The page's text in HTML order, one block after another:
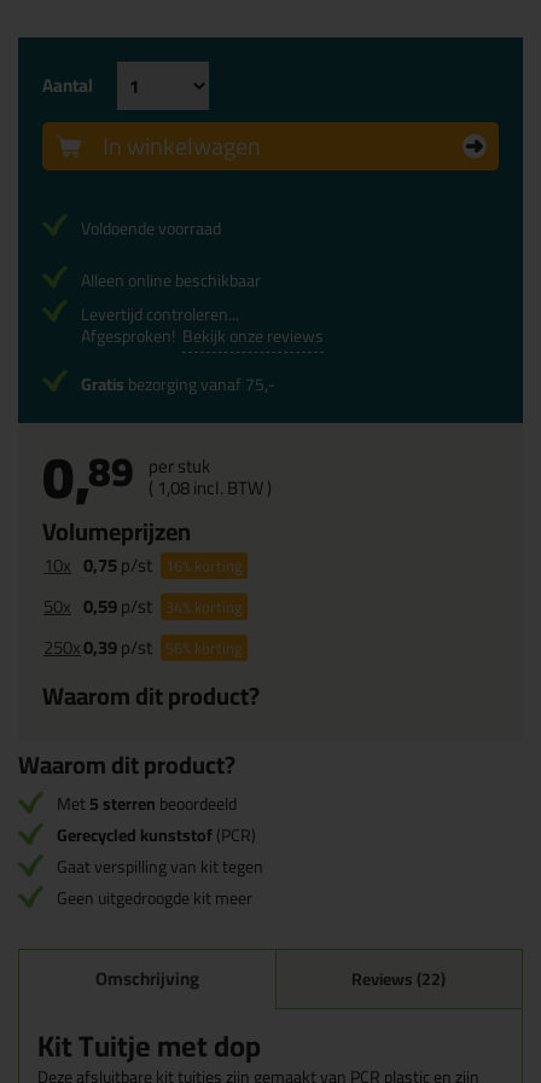
0,89 per stuk
( 1,08incl. BTW )
Volumeprijzen
10x 0,75p/st 16%korting
50x 0,59p/st 34%korting
250x0,39p/st 56%korting
Waarom dit product?
Aantal
In winkelwagen
Voldoende voorraad
Alleen online beschikbaar
Levertijd controleren...
Afgesproken! Bekijk onze reviews
Gratisbezorging vanaf 75,-
Waarom dit product?
Met5 sterrenbeoordeeld
Gerecycled kunststof(PCR)
Gaat verspilling van kit tegen
Geen uitgedroogde kit meer
Omschrijving Reviews (22)
Kit Tuitje met dop